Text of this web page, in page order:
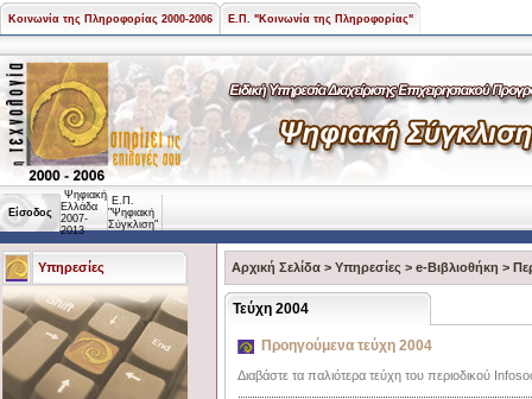
Κοινωνία της Πληροφορίας 2000-2006 Ε.Π. "Κοινωνία της Πληροφορίας"
Είσοδος
Ψηφιακή
Ελλάδα
2007-
2013
Ε.Π.
"Ψηφιακή
Σύγκλιση"
Υπηρεσίες Αρχική Σελίδα > Υπηρεσίες > e-Βιβλιοθήκη >
Τεύχη 2004
Προηγούμενα τεύχη 2004
Διαβάστε τα παλιότερα τεύχη του περιοδικού